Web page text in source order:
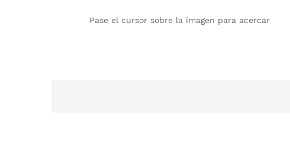
Pase el cursor sobre la imagen para acercar